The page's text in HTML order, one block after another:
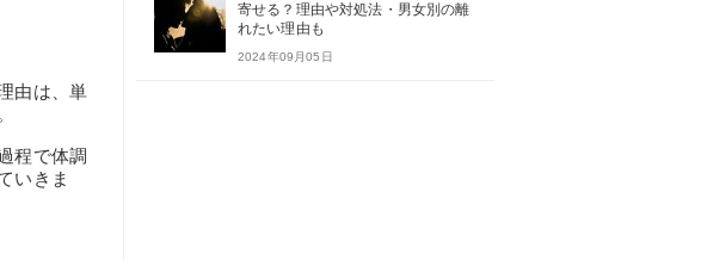
由は、単
程で体調
いきま
寄せる？理由や対処法・男女別の離
れたい理由も
2024年09月05日